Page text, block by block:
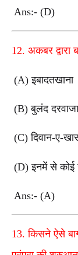
Ans:- (D)
12. अकबर द्वारा
(A)इबादतखाना
(B)बुलंद दरवाजा
(C)दिवान-ए-
(D)इनमें से कोई
Ans:- (A)
13.किसने ऐसे